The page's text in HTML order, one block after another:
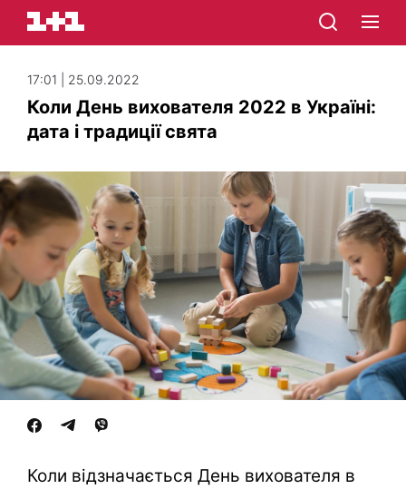
17:01 | 25.09.2022
Коли День вихователя 2022 в Україні:
дата і традиції свята
Коли відзначається День вихователя в